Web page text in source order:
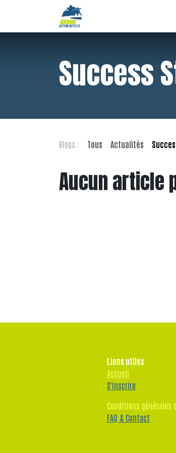
Success
Blogs : Tous Actualités
Aucun article
Liens utiles
Accueil
S'inscrire
Conditions générales
FAQ & Contact